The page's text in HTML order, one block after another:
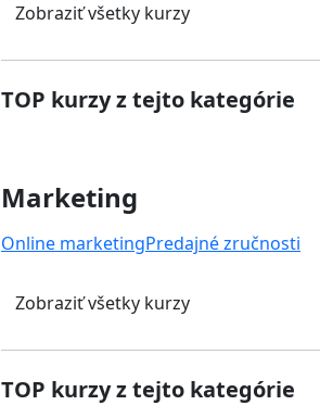
Zobraziť všetky kurzy
TOP kurzy z tejto kategórie
Marketing
Online marketingPredajné zručnosti
Zobraziť všetky kurzy
TOP kurzy z tejto kategórie